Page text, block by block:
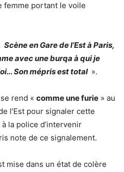
femme portant le voile
Scène en Gare de l’Est à Paris,
avec une burqa à qui je
Son mépris est total ».
rend « comme une furie » au
l’Est pour signaler cette
la police d’intervenir
note de ce signalement.
mise dans un état de colère